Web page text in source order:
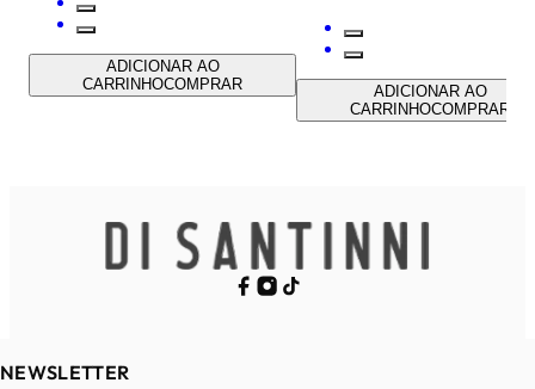
ADICIONAR AO
CARRINHOCOMPRAR
ADICIONAR AO
CARRINHOCOMPRAR
NEWSLETTER